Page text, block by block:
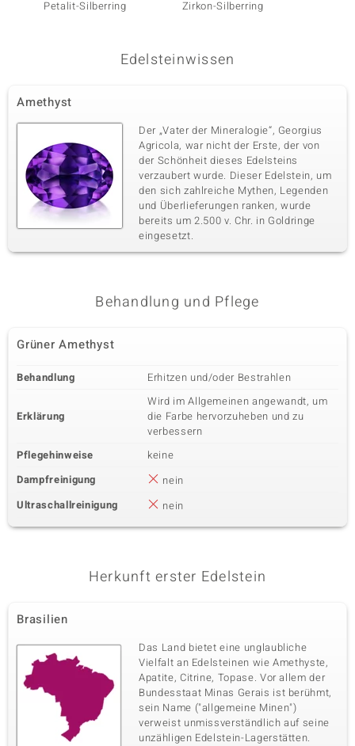
Petalit-Silberring Zirkon-Silberring
Edelsteinwissen
Amethyst
Der „Vater der Mineralogie“, Georgius
Agricola, war nicht der Erste, der von
der Schönheit dieses Edelsteins
verzaubert wurde. Dieser Edelstein, um
den sich zahlreiche Mythen, Legenden
und Überlieferungen ranken, wurde
bereits um 2.500 v. Chr. in Goldringe
eingesetzt.
Behandlung und Pflege
Grüner Amethyst
Behandlung Erhitzen und/oder Bestrahlen
Erklärung
Wird im Allgemeinen angewandt, um
die Farbe hervorzuheben und zu
verbessern
Pflegehinweise
keine
Dampfreinigung
nein
Ultraschallreinigung
nein
Herkunft erster Edelstein
Brasilien
Das Land bietet eine unglaubliche
Vielfalt an Edelsteinen wie Amethyste,
Apatite, Citrine, Topase. Vor allem der
Bundesstaat Minas Gerais ist berühmt,
sein Name ("allgemeine Minen")
verweist unmissverständlich auf seine
unzähligen Edelstein-Lagerstätten.